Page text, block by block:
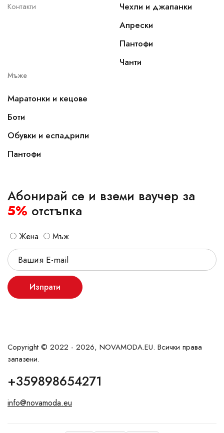
Контакти
Чехли и джапанки
Апрески
Пантофи
Чанти
Мъже
Маратонки и кецове
Боти
Обувки и еспадрили
Пантофи
Абонирай се и вземи ваучер за
5% отстъпка
Жена Мъж
Изпрати
Copyright © 2022 - 2026, NOVAMODA.EU. Всички права
запазени.
+359898654271
info@novamoda.eu